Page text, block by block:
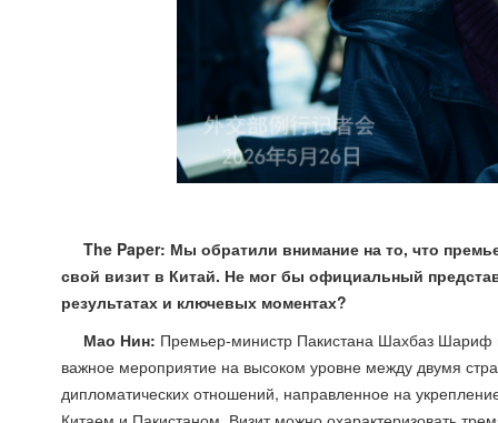
The Paper: Мы обратили внимание на то, что
свой визит в Китай. Не мог бы официальный
результатах и ключевых моментах?
Мао Нин: Премьер-министр Пакистана Шахбаз Шариф
важное мероприятие на высоком уровне между двумя
дипломатических отношений, направленное на